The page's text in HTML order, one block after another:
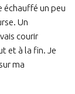
échauffé un peu
Un
courir
et à la fin. Je
ma